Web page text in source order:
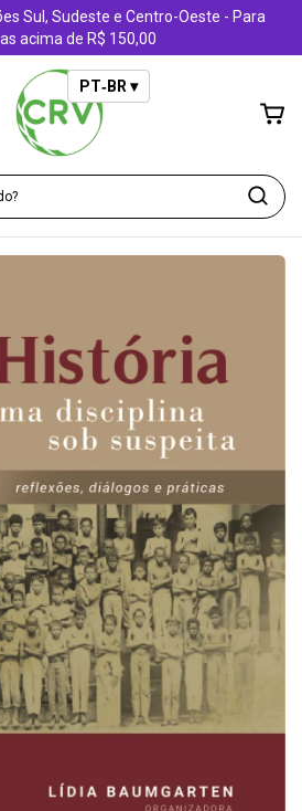
Sul, Sudeste e Centro-Oeste - Para
acima de R$ 150,00
PT‑BR ▾